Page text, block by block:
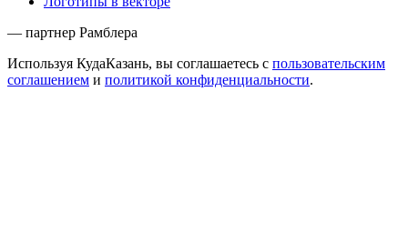
— партнер Рамблера
Используя КудаКазань, вы соглашаетесь с пользовательским
соглашением и политикой конфиденциальности.